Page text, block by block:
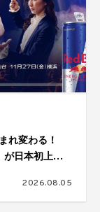
れ変わる！
が日本初上
2026.08.05